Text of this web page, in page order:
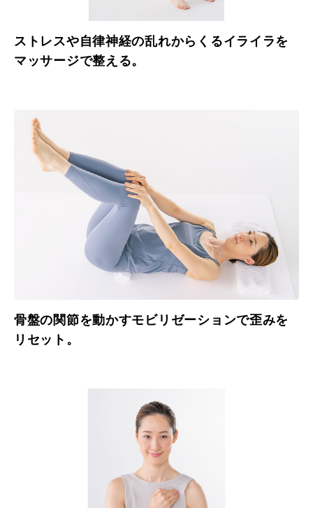
ストレスや自律神経の乱れからくるイライラを
マッサージで整える。
骨盤の関節を動かすモビリゼーションで歪みを
リセット。